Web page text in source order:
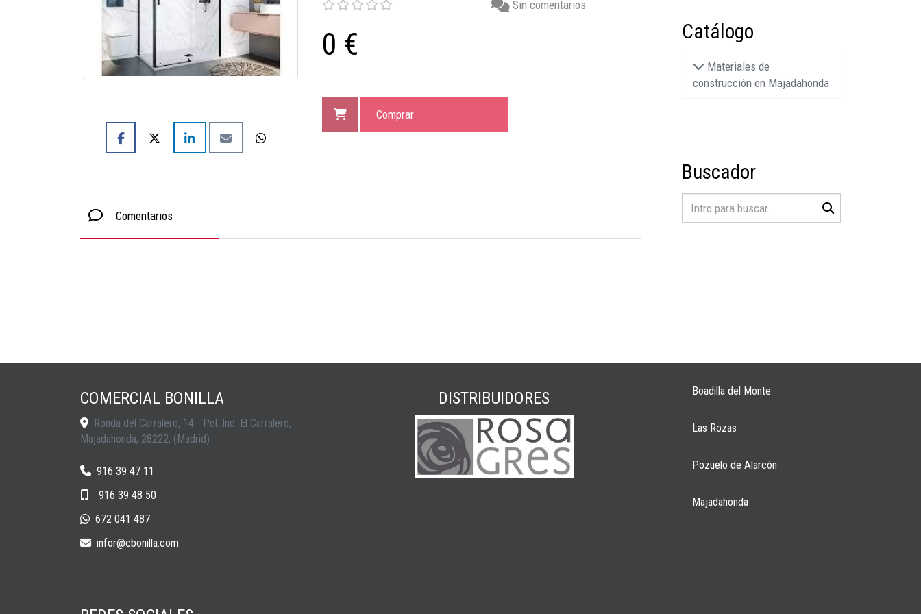
Sin comentarios
0 €
Comprar
Comentarios
Catálogo
Materiales de
construcción en Majadahonda
Buscador
COMERCIAL BONILLA
Ronda del Carralero, 14 - Pol. Ind. El Carralero,
Majadahonda, 28222, (Madrid)
916 39 47 11
916 39 48 50
672 041 487
infor
cbonilla.com
DISTRIBUIDORES Boadilla del Monte
Las Rozas
Pozuelo de Alarcón
Majadahonda